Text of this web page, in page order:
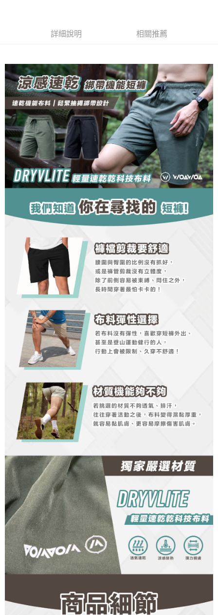
流程，驗證手機門號後，選擇欲分期的期數、繳款截止日，確認付款後即完
消。如遇「轉專審核」未通過狀況，表示未達大哥付你分期系統評分，恕無
法說明評估內容。
【繳款方式說明】
1.分期款項不併入電信帳單，「大哥付你分期」於每月結算日後寄送繳費提
醒簡訊。
2.透過簡訊連結打開帳單後，可選擇「超商條碼／台灣大直營門市／銀行轉
帳／街口支付／iPASS MONEY」等通路繳費。
【注意事項】
1.本服務係由「台灣大哥大股份有限公司」（以下簡稱本公司）所提供，讓
用戶於交易時，得透過本服務購買商品或服務，並由商店將買賣／分期付款
買賣價金債權讓與本公司後，依約使用本公司帳單繳交帳款。
2.基於同意付款使用「大哥付你分期」之契約關係目的，商店將以您的個人
資料（包含姓名、電話或地址）提供予台灣大哥大進項蒐集、處理及利用，
3.完整用戶服務條款，請詳閱以下連結：https://oppay.tw/userRule
【關於「AFTEE先享後付」】
１．簡單：不需註冊會員、不需綁卡、不需儲值。
２．便利：只要手機號碼，簡訊認證，即可結帳。
３．安心：先確認商品／服務後，再付款。
【「AFTEE先享後付」結帳流程】
１．於結帳方式選擇「AFTEE先享後付」後，將跳轉至「AFTEE先享後付」
結帳頁面，進行簡訊認證並確認金額後，即可完成結帳。
２．訂單成立數日內，您將收到繳費通知簡訊。
３．收到繳費通知簡訊後14天內，點擊此簡訊中的連結，可透過四大超商／
ATM／網路銀行／等多元方式進行付款，方視為交易完成。
※ 請注意：結帳手續完成當下不需立刻繳費，但若您需要取消訂單，請聯絡
購買商品的店家。未經商家同意取消之訂單仍視為有效，需透過AFTEE先享
後付繳納相關費用。
※ 交易是否成功請以「AFTEE先享後付 」之結帳頁面顯示為準，若有關於
是否繳費成功／繳費後需取消欲退款等相關疑問，請聯繫「AFTEE先享後付
【注意事項】
１．透過由恩沛科技股份有限公司提供之「AFTEE先享後付」服務完成之交
權轉讓予恩沛科技股份有限公司。
２．關於個人資料處理事宜，請瀏覽以下網址：
https://aftee.tw/terms/#terms3
３．未成年的使用者請事先徵得法定代理人或監護人之同意方可使用
「AFTEE先享後付」，若未經同意申辦者引起之損失，本公司不負相關責
４．使用「AFTEE先享後付」時，將依據個別帳號之用戶狀況，依本公司即
時審查核予不同之上限額度；若仍有額度不足之情形，本公司將視審查結果
請求用戶進行身份認證。
５．嚴禁一人註冊多個帳號或使用他人資訊註冊。若發現惡意使用之情形，
恩沛科技股份有限公司將有權停止該用戶之使用額度並採取法律行動。
運送方式
全家取貨付款
每筆NT$100，滿NT$1,000(含以上)免運費
付款後全家取貨
每筆NT$100，滿NT$1,000(含以上)免運費
7-11取貨付款
每筆NT$100，滿NT$1,000(含以上)免運費
付款後7-11取貨
每筆NT$100，滿NT$1,000(含以上)免運費
每筆NT$100，滿NT$1,000(含以上)免運費
詳細說明 相關推薦